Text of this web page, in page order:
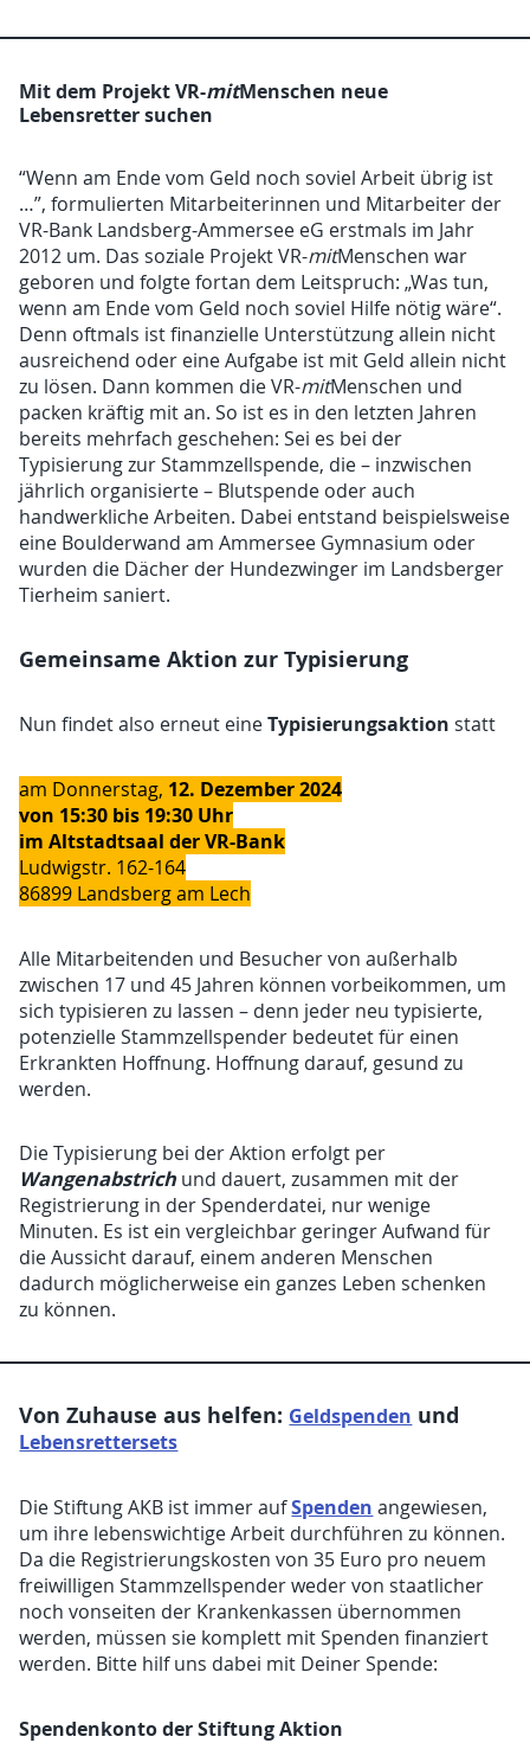
Mit dem ProjektVR-mitMenschen neue
Lebensretter suchen
“Wenn am Ende vom Geld noch soviel Arbeit übrig ist
…”, formulierten Mitarbeiterinnen und Mitarbeiter der
VR-Bank Landsberg-Ammersee eG erstmals im Jahr
2012 um. Das soziale Projekt VR-mitMenschen war
geboren und folgte fortan dem Leitspruch: „Was tun,
wenn am Ende vom Geld noch soviel Hilfe nötig wäre“.
Denn oftmals ist finanzielle Unterstützung allein nicht
ausreichend oder eine Aufgabe ist mit Geld allein nicht
zu lösen. Dann kommen die VR-mitMenschen und
packen kräftig mit an. So ist es in den letzten Jahren
bereits mehrfach geschehen: Sei es bei der
Typisierung zur Stammzellspende, die – inzwischen
jährlich organisierte – Blutspende oder auch
handwerkliche Arbeiten. Dabei entstand beispielsweise
eine Boulderwand am Ammersee Gymnasium oder
wurden die Dächer der Hundezwinger im Landsberger
Tierheim saniert.
Gemeinsame Aktion zur Typisierung
Nun findet also erneut eineTypisierungsaktionstatt
am Donnerstag, 12. Dezember 2024
von 15:30 bis 19:30 Uhr
im Altstadtsaal der VR-Bank
Ludwigstr. 162-164
86899 Landsberg am Lech
Alle Mitarbeitenden und Besucher von außerhalb
zwischen 17 und 45 Jahren können vorbeikommen, um
sich typisieren zu lassen – denn jeder neu typisierte,
potenzielle Stammzellspender bedeutet für einen
Erkrankten Hoffnung. Hoffnung darauf, gesund zu
werden.
Die Typisierung bei der Aktion erfolgt per
Wangenabstrich und dauert, zusammen mit der
Registrierung in der Spenderdatei, nur wenige
Minuten. Es ist ein vergleichbar geringer Aufwand für
die Aussicht darauf, einem anderen Menschen
dadurch möglicherweise ein ganzes Leben schenken
zu können.
Von Zuhause aus helfen: Geldspenden und
Lebensrettersets
Die Stiftung AKB ist immer aufSpenden angewiesen,
um ihre lebenswichtige Arbeit durchführen zu können.
Da die Registrierungskosten von 35 Euro pro neuem
freiwilligen Stammzellspender weder von staatlicher
noch vonseiten der Krankenkassen übernommen
werden, müssen sie komplett mit Spenden finanziert
werden. Bitte hilf uns dabei mit Deiner Spende:
Spendenkonto der Stiftung Aktion